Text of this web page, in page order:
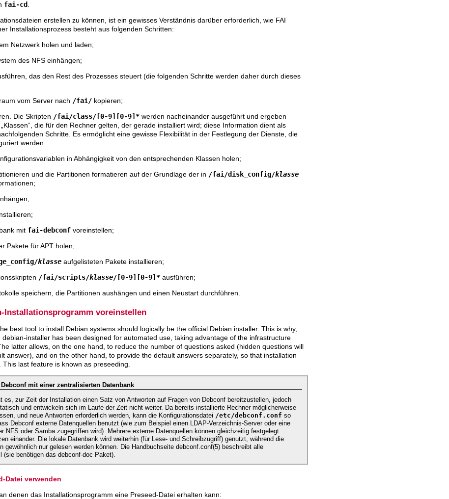
fai-cd
erstellen zu können, ist ein gewisses Verständnis darüber erforderlich, wie FAI
Installationsprozess besteht aus folgenden Schritten:
Netzwerk holen und laden;
des NFS einhängen;
das den Rest des Prozesses steuert (die folgenden Schritte werden daher durch dieses
vom Server nach /fai/ kopieren;
Die Skripten /fai/class/[0-9][0-9]* werden nacheinander ausgeführt und ergeben
die für den Rechner gelten, der gerade installiert wird; diese Information dient als
Schritte. Es ermöglicht eine gewisse Flexibilität in der Festlegung der Dienste, die
werden.
in Abhängigkeit von den entsprechenden Klassen holen;
und die Partitionen formatieren auf der Grundlage der in /fai/disk_config/klasse
mit fai-debconf voreinstellen;
Pakete für APT holen;
klasse aufgelisteten Pakete installieren;
/fai/scripts/klasse/[0-9][0-9]* ausführen;
speichern, die Partitionen aushängen und einen Neustart durchführen.
Installationsprogramm voreinstellen
best tool to install Debian systems should logically be the official Debian installer. This is why,
debian-installer has been designed for automated use, taking advantage of the infrastructure
latter allows, on the one hand, to reduce the number of questions asked (hidden questions will
answer), and on the other hand, to provide the default answers separately, so that installation
last feature is known as preseeding
Debconf mit einer zentralisierten Datenbank
es, zur Zeit der Installation einen Satz von Antworten auf Fragen von Debconf bereitzustellen, jedoch
und entwickeln sich im Laufe der Zeit nicht weiter. Da bereits installierte Rechner möglicherweise
und neue Antworten erforderlich werden, kann die Konfigurationsdatei /etc/debconf.conf so
Debconf externe Datenquellen benutzt (wie zum Beispiel einen LDAP-Verzeichnis-Server oder eine
NFS oder Samba zugegriffen wird). Mehrere externe Datenquellen können gleichzeitig festgelegt
einander. Die lokale Datenbank wird weiterhin (für Lese- und Schreibzugriff) genutzt, während die
gewöhnlich nur gelesen werden können. Die Handbuchseite debconf.conf(5) beschreibt alle
(sie benötigen das debconf-doc Paket).
Datei verwenden
denen das Installationsprogramm eine Preseed-Datei erhalten kann: